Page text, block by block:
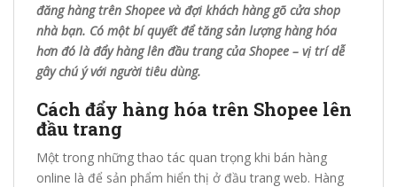
đăng hàng trên Shopee và đợi khách hàng gõ cửa shop
nhà bạn. Có một bí quyết để tăng sản lượng hàng hóa
hơn đó là đẩy hàng lên đầu trang của Shopee – vị trí dễ
gây chú ý với người tiêu dùng.
Cách đẩy hàng hóa trên Shopee lên
đầu trang
Một trong những thao tác quan trọng khi bán hàng
online là để sản phẩm hiển thị ở đầu trang web. Hàng